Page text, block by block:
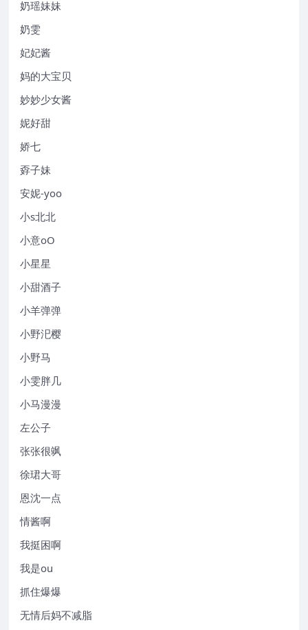
奶瑶妹妹
奶雯
妃妃酱
妈的大宝贝
妙妙少女酱
妮好甜
娇七
孬子妹
安妮-yoo
小s北北
小意oO
小星星
小甜酒子
小羊弹弹
小野汜樱
小野马
小雯胖几
小马漫漫
左公子
张张很飒
徐珺大哥
恩沈一点
情酱啊
我挺困啊
我是ou
抓住爆爆
无情后妈不减脂